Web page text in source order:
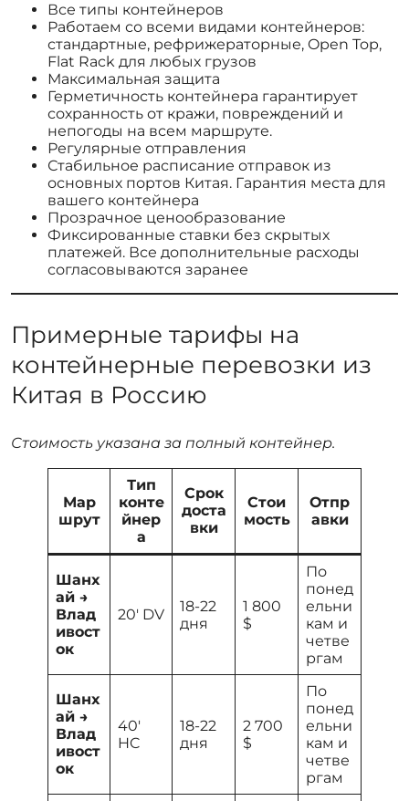
Все типы контейнеров
Работаем со всеми видами контейнеров:
стандартные, рефрижераторные, Open Top,
Flat Rack для любых грузов
Максимальная защита
Герметичность контейнера гарантирует
сохранность от кражи, повреждений и
непогоды на всем маршруте.
Регулярные отправления
Стабильное расписание отправок из
основных портов Китая. Гарантия места для
вашего контейнера
Прозрачное ценообразование
Фиксированные ставки без скрытых
платежей. Все дополнительные расходы
согласовываются заранее
Примерные тарифы на
контейнерные перевозки из
Китая в Россию
Стоимость указана за полный контейнер.
Мар
шрут
Тип
конте
йнер
а
Срок
доста
вки
Стои
мость
Отпр
авки
Шанх
ай →
Влад
ивост
ок
20′ DV
18-22
дня
1 800
$
По
понед
ельни
кам и
четве
ргам
Шанх
ай →
Влад
ивост
ок
40′
HC
18-22
дня
2 700
$
По
понед
ельни
кам и
четве
ргам